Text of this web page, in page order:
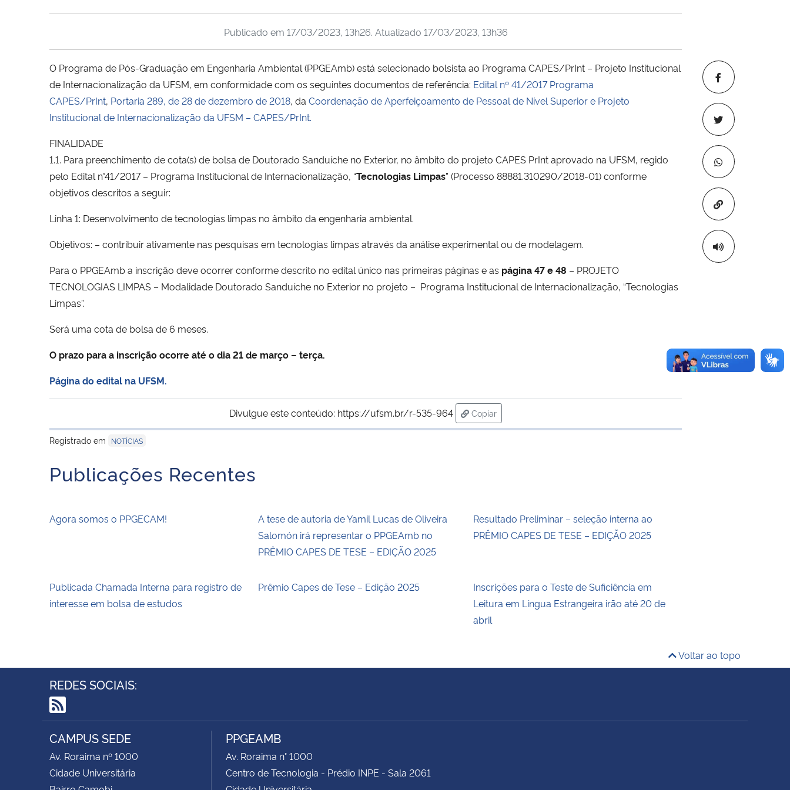
Copiar para
Publicado em 17/03/2023, 13h26. Atualizado 17/03/2023, 13h36
O Programa de Pós-Graduação em Engenharia Ambiental (PPGEAmb) está selecionado bolsista ao Programa CAPES/PrInt – Projeto Institucional
de Internacionalização da UFSM, em conformidade com os seguintes documentos de referência: Edital nº 41/2017 Programa
CAPES/PrInt, Portaria 289, de 28 de dezembro de 2018, da Coordenação de Aperfeiçoamento de Pessoal de Nível Superior e Projeto
Institucional de Internacionalização da UFSM – CAPES/PrInt.
FINALIDADE
1.1. Para preenchimento de cota(s) de bolsa de Doutorado Sanduíche no Exterior, no âmbito do projeto CAPES PrInt aprovado na UFSM, regido
pelo Edital n°41/2017 – Programa Institucional de Internacionalização, “Tecnologias Limpas” (Processo 88881.310290/2018-01) conforme
objetivos descritos a seguir:
Linha 1: Desenvolvimento de tecnologias limpas no âmbito da engenharia ambiental.
Objetivos: – contribuir ativamente nas pesquisas em tecnologias limpas através da análise experimental ou de modelagem.
Para o PPGEAmb a inscrição deve ocorrer conforme descrito no edital único nas primeiras páginas e as página 47 e 48 – PROJETO
TECNOLOGIAS LIMPAS – Modalidade Doutorado Sanduíche no Exterior no projeto – Programa Institucional de Internacionalização, “Tecnologias
Limpas”.
Será uma cota de bolsa de 6 meses.
O prazo para a inscrição ocorre até o dia 21 de março – terça.
Página do edital na UFSM.
Divulgue este conteúdo: https://ufsm.br/r-535-964
Copiar
para área de transferência
Registrado em
NOTÍCIAS
Publicações Recentes
Agora somos o PPGECAM!
A tese de autoria de Yamil Lucas de Oliveira
Salomón irá representar o PPGEAmb no
PRÊMIO CAPES DE TESE – EDIÇÃO 2025
Resultado Preliminar – seleção interna ao
PRÊMIO CAPES DE TESE – EDIÇÃO 2025
Publicada Chamada Interna para registro de
interesse em bolsa de estudos
Prêmio Capes de Tese – Edição 2025
Inscrições para o Teste de Suficiência em
Leitura em Língua Estrangeira irão até 20 de
abril
Voltar ao topo
REDES SOCIAIS:
RSS
CAMPUS SEDE
Av. Roraima nº 1000
Cidade Universitária
PPGEAMB
Av. Roraima n° 1000
Centro de Tecnologia - Prédio INPE - Sala 2061